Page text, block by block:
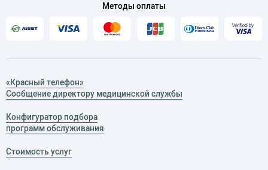
Методы оплаты
«Красный телефон»
Сообщение директору медицинской службы
Конфигуратор подбора
программ обслуживания
Стоимость услуг